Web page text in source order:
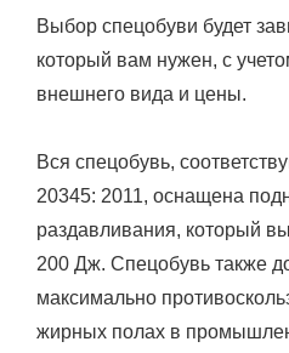
Выбор спецобуви будет
который вам нужен, с
внешнего вида и цены.
Вся спецобувь,
20345: 2011, оснащена
раздавливания, который
200 Дж. Спецобувь также
максимально
жирных полах в